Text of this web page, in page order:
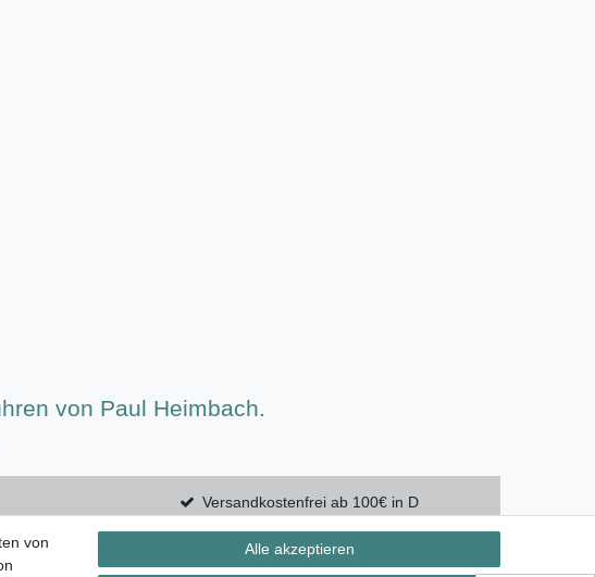
von Paul Heimbach.
Versandkostenfrei ab 100€ in D
von
Alle akzeptieren